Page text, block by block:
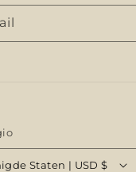
Verenigde Staten | USD $